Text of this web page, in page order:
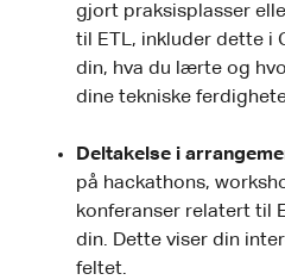
gjort praksisplasser
til ETL, inkluder dette i
din, hva du lærte og
dine tekniske
Deltakelse i
på hackathons,
konferanser relatert til
din. Dette viser din
feltet.